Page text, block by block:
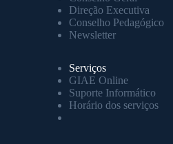
Direção Executiva
Conselho Pedagógico
Newsletter
Serviços
GIAE Online
Suporte Informático
Horário dos serviços